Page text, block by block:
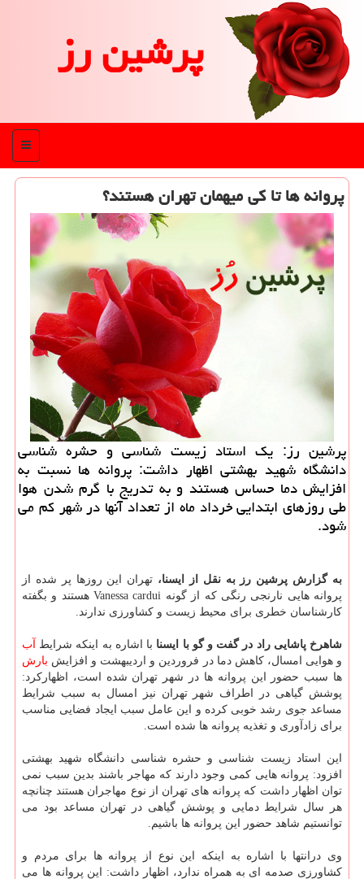
پرشین رز
منو
پروانه ها تا كی میهمان تهران هستند؟
پرشین رز: یك استاد زیست شناسی و حشره شناسی
دانشگاه شهید بهشتی اظهار داشت: پروانه ها نسبت به
افزایش دما حساس هستند و به تدریج با گرم شدن هوا
طی روزهای ابتدایی خرداد ماه از تعداد آنها در شهر كم می
شود.
به گزارش پرشین رز به نقل از ایسنا، تهران این روزها پر شده از
پروانه هایی نارنجی رنگی كه از گونه Vanessa cardui هستند و بگفته
كارشناسان خطری برای محیط زیست و كشاورزی ندارند.
شاهرخ پاشایی راد در گفت و گو با ایسنا با اشاره به اینكه شرایط آب
و هوایی امسال، كاهش دما در فروردین و اردیبهشت و افزایش بارش
ها سبب حضور این پروانه ها در شهر تهران شده است، اظهاركرد:
پوشش گیاهی در اطراف شهر تهران نیز امسال به سبب شرایط
مساعد جوی رشد خوبی كرده و این عامل سبب ایجاد فضایی مناسب
برای زادآوری و تغذیه پروانه ها شده است.
این استاد زیست شناسی و حشره شناسی دانشگاه شهید بهشتی
افزود: پروانه هایی كمی وجود دارند كه مهاجر باشند بدین سبب نمی
توان اظهار داشت كه پروانه های تهران از نوع مهاجران هستند چنانچه
هر سال شرایط دمایی و پوشش گیاهی در تهران مساعد بود می
توانستیم شاهد حضور این پروانه ها باشیم.
وی درانتها با اشاره به اینكه این نوع از پروانه ها برای مردم و
كشاورزی صدمه ای به همراه ندارد، اظهار داشت: این پروانه ها می